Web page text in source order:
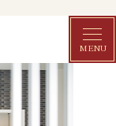
MENU